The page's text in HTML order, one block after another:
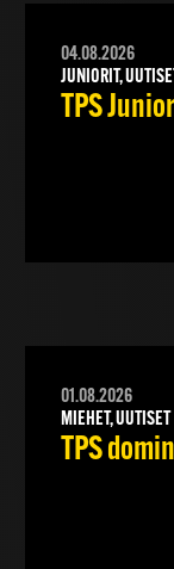
04.08.2026
JUNIORIT, UUTISET
TPS
01.08.2026
MIEHET, UUTISET
TPS